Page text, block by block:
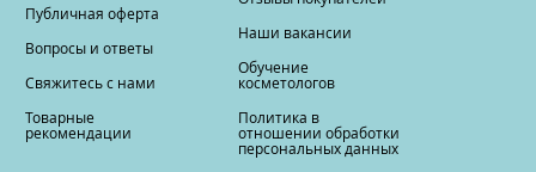
Публичная оферта
Вопросы и ответы
Свяжитесь с нами
Товарные
рекомендации
Наши вакансии
Обучение
косметологов
Политика в
отношении обработки
персональных данных